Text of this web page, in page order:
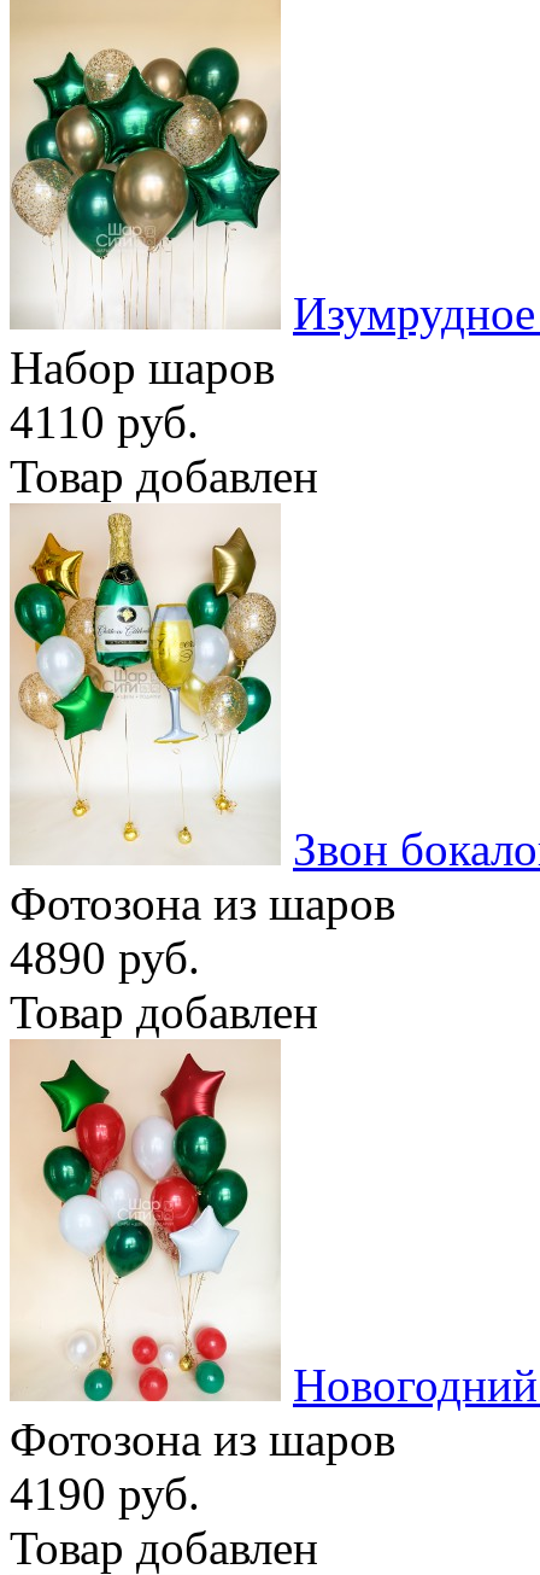
Набор шаров
4110 руб.
Товар добавлен
Звон
Фотозона из шаров
4890 руб.
Товар добавлен
Фотозона из шаров
4190 руб.
Товар добавлен